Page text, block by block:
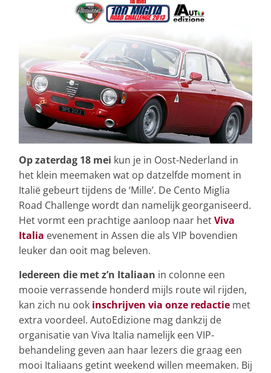
Op zaterdag 18 mei kun je in Oost-Nederland in
het klein meemaken wat op datzelfde moment in
Italië gebeurt tijdens de ‘Mille’. De Cento Miglia
Road Challenge wordt dan namelijk georganiseerd.
Het vormt een prachtige aanloop naar hetViva
Italia evenement in Assen die als VIP bovendien
leuker dan ooit mag beleven.
Iedereen die met z’n Italiaan in colonne een
mooie verrassende honderd mijls route wil rijden,
kan zich nu ook inschrijven via onze redactie met
extra voordeel. AutoEdizione mag dankzij de
organisatie van Viva Italia namelijk een VIP-
behandeling geven aan haar lezers die graag een
mooi Italiaans getint weekend willen meemaken. Bij